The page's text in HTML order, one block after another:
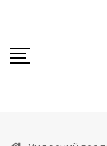
content